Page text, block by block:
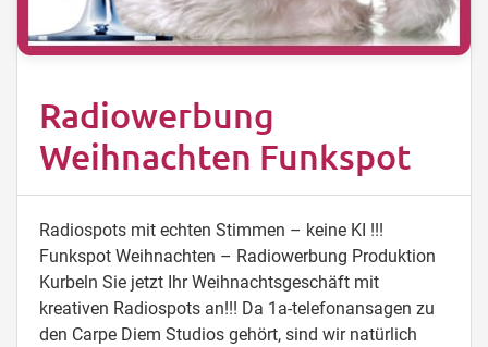
Radiowerbung
Weihnachten Funkspot
Radiospots mit echten Stimmen – keine KI !!!
Funkspot Weihnachten – Radiowerbung Produktion
Kurbeln Sie jetzt Ihr Weihnachtsgeschäft mit
kreativen Radiospots an!!! Da 1a-telefonansagen zu
den Carpe Diem Studios gehört, sind wir natürlich